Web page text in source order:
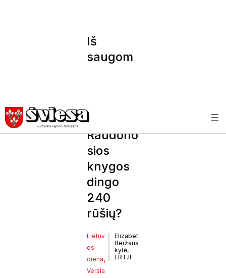
Iš
saugom
kodėl iš
Raudono
sios
knygos
dingo
240
rūšių?
Lietuv
os
diena
Versla
Elizabet
Beržans
kytė,
LRT.lt